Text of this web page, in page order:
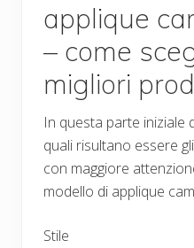
applique
– come
migliori
In questa parte iniziale
quali risultano essere
con maggiore
modello di applique
Stile